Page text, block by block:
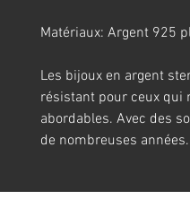
Matériaux: Argent 925
Les bijoux en argent
résistant pour ceux qui
abordables. Avec des
de nombreuses années.